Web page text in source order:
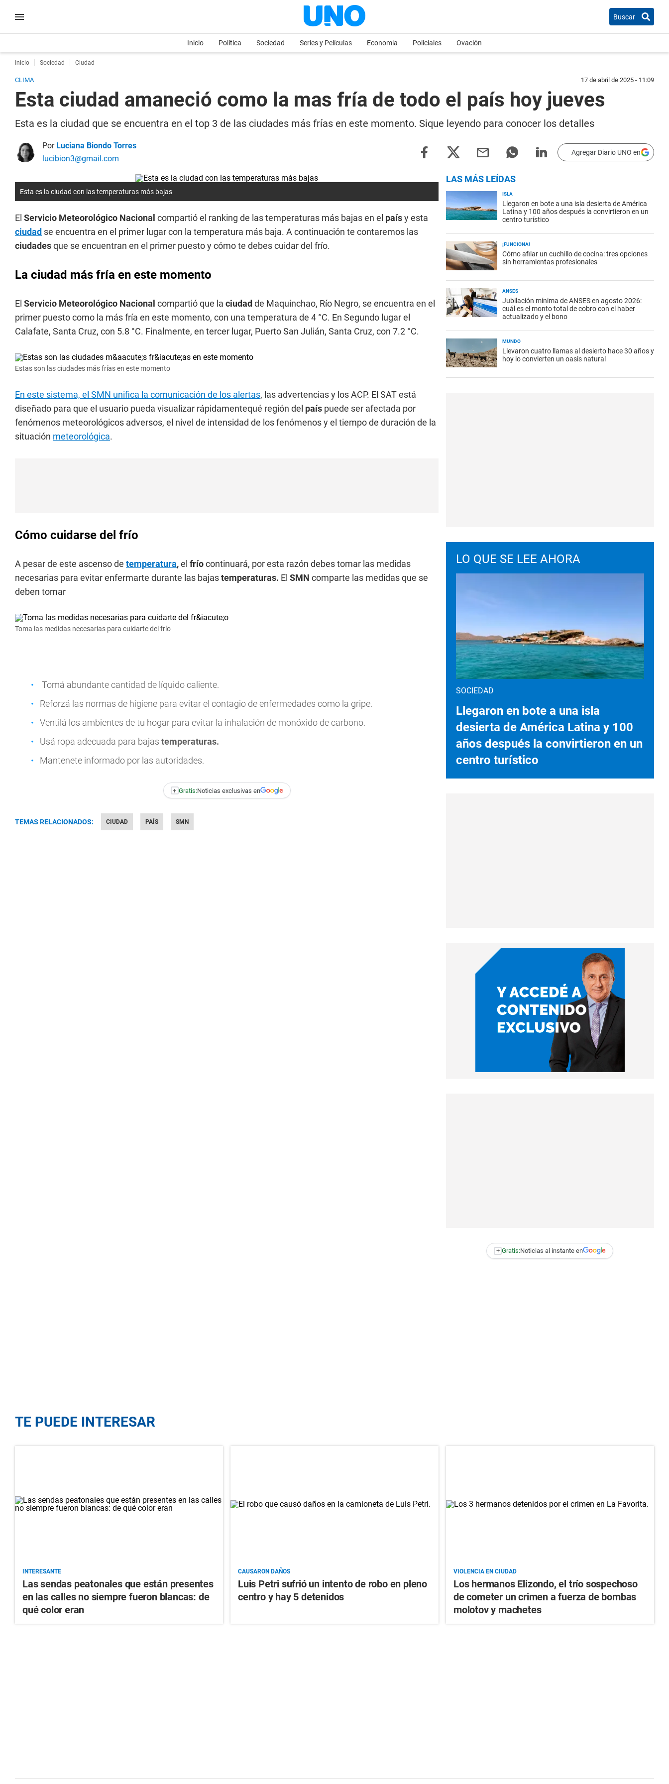
Buscar
Inicio Política Sociedad Series y Películas Economia Policiales Ovación
Inicio Sociedad Ciudad
CLIMA 17 de abril de 2025 - 11:09
Esta ciudad amaneció como la mas fría de todo el país hoy jueves
Esta es la ciudad que se encuentra en el top 3 de las ciudades más frías en este momento. Sique leyendo para conocer los detalles
Por Luciana Biondo Torres
lucibion3@gmail.com
Agregar Diario UNO en
Esta es la ciudad con las temperaturas más bajas
El Servicio Meteorológico Nacional compartió el ranking de las temperaturas más bajas en el paísy esta
ciudad se encuentra en el primer lugar con la temperatura más baja. A continuación te contaremos las
ciudadesque se encuentran en el primer puesto y cómo te debes cuidar del frío.
La ciudad más fría en este momento
El Servicio Meteorológico Nacional compartió que la ciudad de Maquinchao, Río Negro, se encuentra en el
primer puesto como la más fría en este momento, con una temperatura de 4 °C. En Segundo lugar el
Calafate, Santa Cruz, con 5.8 °C. Finalmente, en tercer lugar, Puerto San Julián, Santa Cruz, con 7.2 °C.
Estas son las ciudades más frías en este momento
En este sistema, el SMN unifica la comunicación de los alertas, las advertencias y los ACP. El SAT está
diseñado para que el usuario pueda visualizar rápidamentequé región del país puede ser afectada por
fenómenos meteorológicos adversos, el nivel de intensidad de los fenómenos y el tiempo de duración de la
situación meteorológica.
Cómo cuidarse del frío
A pesar de este ascenso de temperatura,el fríocontinuará, por esta razón debes tomar las medidas
necesarias para evitar enfermarte durante las bajastemperaturas. El SMN comparte las medidas que se
deben tomar
Toma las medidas necesarias para cuidarte del frío
Tomá abundante cantidad de líquido caliente.
Reforzá las normas de higiene para evitar el contagio de enfermedades como la gripe.
Ventilá los ambientes de tu hogar para evitar la inhalación de monóxido de carbono.
Usá ropa adecuada para bajas temperaturas.
Mantenete informado por las autoridades.
+ Gratis:Noticias exclusivas en
TEMAS RELACIONADOS: CIUDAD PAÍS SMN
LAS MÁS LEÍDAS
ISLA
Llegaron en bote a una isla desierta de América
Latina y 100 años después la convirtieron en un
centro turístico
¡FUNCIONA!
Cómo afilar un cuchillo de cocina: tres opciones
sin herramientas profesionales
ANSES
Jubilación mínima de ANSES en agosto 2026:
cuál es el monto total de cobro con el haber
actualizado y el bono
MUNDO
Llevaron cuatro llamas al desierto hace 30 años y
hoy lo convierten un oasis natural
LO QUE SE LEE AHORA
SOCIEDAD
Llegaron en bote a una isla
desierta de América Latina y 100
años después la convirtieron en un
centro turístico
+ Gratis:Noticias al instante en
TE PUEDE INTERESAR
INTERESANTE
Las sendas peatonales que están presentes
en las calles no siempre fueron blancas: de
qué color eran
CAUSARON DAÑOS
Luis Petri sufrió un intento de robo en pleno
centro y hay 5 detenidos
VIOLENCIA EN CIUDAD
Los hermanos Elizondo, el trío sospechoso
de cometer un crimen a fuerza de bombas
molotov y machetes